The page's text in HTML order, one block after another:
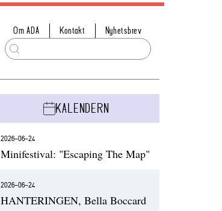
Om ADA Kontakt Nyhetsbrev
KALENDERN
2026-06-24
Minifestival: "Escaping The Map"
2026-06-24
HANTERINGEN, Bella Boccard